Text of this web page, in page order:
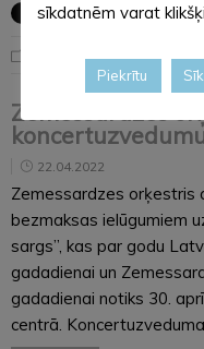
Noderīga informācija
Zemessardzes
22.04.2022
Zemessardzes orķestris
bezmaksas ielūgumiem
sargs”, kas par godu
gadadienai un
gadadienai notiks 30.
centrā.
sīkdatnēm varat
Piekrītu